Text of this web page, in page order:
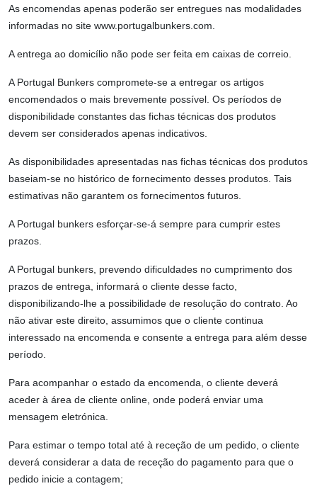
As encomendas apenas poderão ser entregues nas modalidades
informadas no site www.portugalbunkers.com.
A entrega ao domicílio não pode ser feita em caixas de correio.
A Portugal Bunkers compromete-se a entregar os artigos
encomendados o mais brevemente possível. Os períodos de
disponibilidade constantes das fichas técnicas dos produtos
devem ser considerados apenas indicativos.
As disponibilidades apresentadas nas fichas técnicas dos produtos
baseiam-se no histórico de fornecimento desses produtos. Tais
estimativas não garantem os fornecimentos futuros.
A Portugal bunkers esforçar-se-á sempre para cumprir estes
prazos.
A Portugal bunkers, prevendo dificuldades no cumprimento dos
prazos de entrega, informará o cliente desse facto,
disponibilizando-lhe a possibilidade de resolução do contrato. Ao
não ativar este direito, assumimos que o cliente continua
interessado na encomenda e consente a entrega para além desse
período.
Para acompanhar o estado da encomenda, o cliente deverá
aceder à área de cliente online, onde poderá enviar uma
mensagem eletrónica.
Para estimar o tempo total até à receção de um pedido, o cliente
deverá considerar a data de receção do pagamento para que o
pedido inicie a contagem;